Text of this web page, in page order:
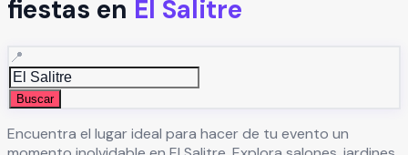
fiestas en El Salitre
📍
Buscar
Encuentra el lugar ideal para hacer de tu evento un